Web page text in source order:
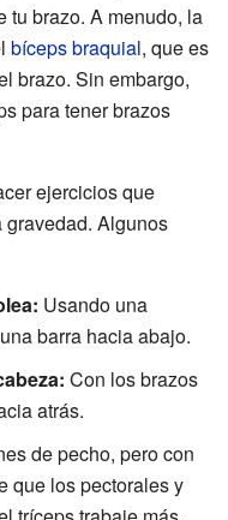
tu brazo. A menudo, la
bíceps braquial, que es
brazo. Sin embargo,
para tener brazos
ejercicios que
gravedad. Algunos
Usando una
barra hacia abajo.
Con los brazos
atrás.
de pecho, pero con
que los pectorales y